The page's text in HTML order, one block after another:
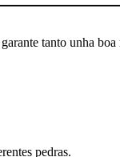
tanto unha
pedras.